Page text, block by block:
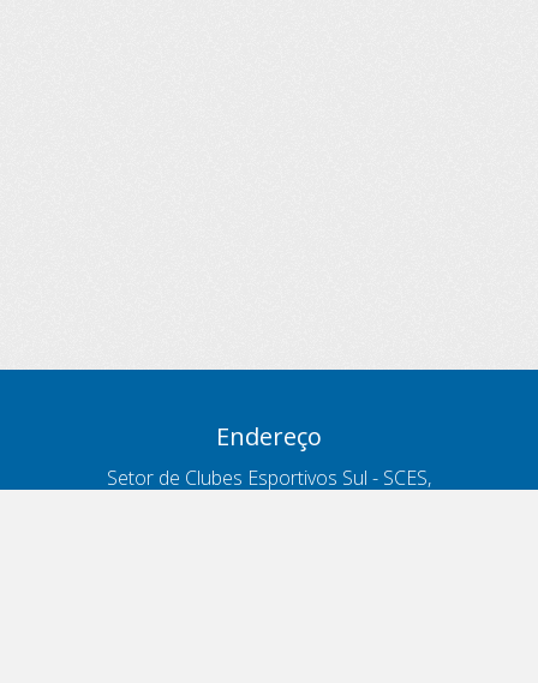
Endereço
Setor de Clubes Esportivos Sul - SCES,